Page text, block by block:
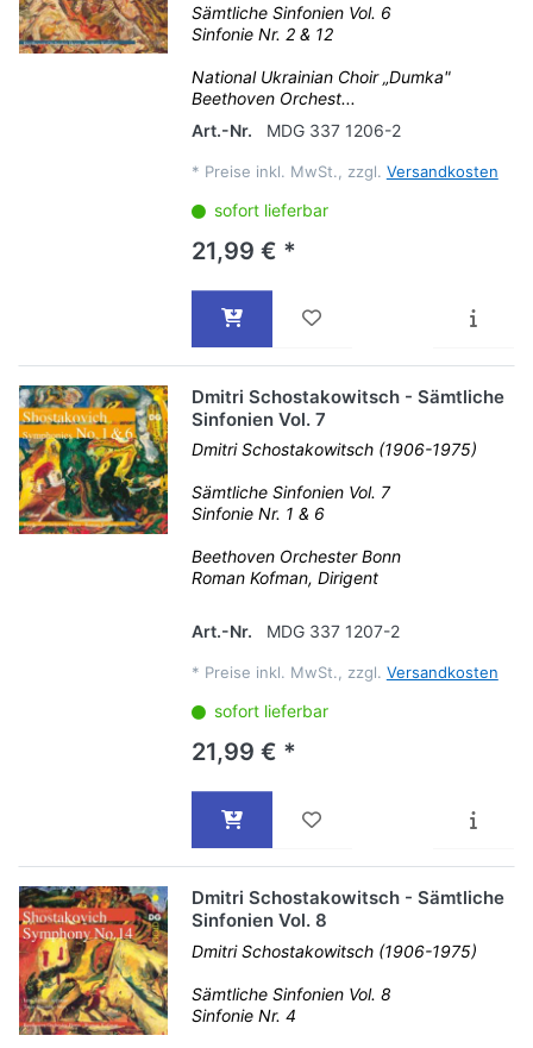
Sämtliche Sinfonien Vol. 6
Sinfonie Nr. 2 & 12
National Ukrainian Choir „Dumka"
Beethoven Orchest...
Art.-Nr.
MDG 337 1206-2
* Preise inkl. MwSt., zzgl. Versandkosten
sofort lieferbar
21,99 € *
Dmitri Schostakowitsch - Sämtliche
Sinfonien Vol. 7
Dmitri Schostakowitsch (1906-1975)
Sämtliche Sinfonien Vol. 7
Sinfonie Nr. 1 & 6
Beethoven Orchester Bonn
Roman Kofman, Dirigent
Art.-Nr. MDG 337 1207-2
* Preise inkl. MwSt., zzgl. Versandkosten
sofort lieferbar
21,99 € *
Dmitri Schostakowitsch - Sämtliche
Sinfonien Vol. 8
Dmitri Schostakowitsch (1906-1975)
Sämtliche Sinfonien Vol. 8
Sinfonie Nr. 4